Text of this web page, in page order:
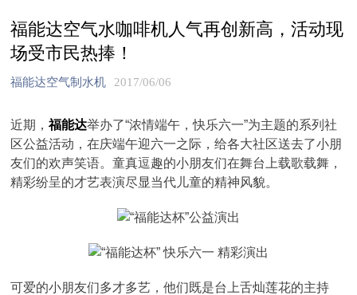
福能达空气水咖啡机人气再创新高，活动现
场受市民热捧！
福能达空气制水机 2017/06/06
近期，福能达举办了“浓情端午，快乐六一”为主题的系列社
区公益活动，在庆端午迎六一之际，给各大社区送去了小朋
友们的欢声笑语。童真逗趣的小朋友们在舞台上载歌载舞，
精彩纷呈的才艺表演尽显当代儿童的精神风貌。
可爱的小朋友们多才多艺，他们既是台上舌灿莲花的主持